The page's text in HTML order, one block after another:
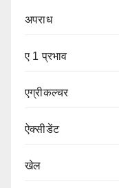
अपराध
ए 1 प्रभाव
एग्रीकल्चर
ऐक्सीडेंट
खेल